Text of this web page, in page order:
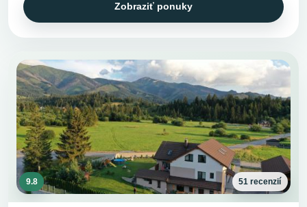
Zobraziť ponuky
9.8 51 recenzií